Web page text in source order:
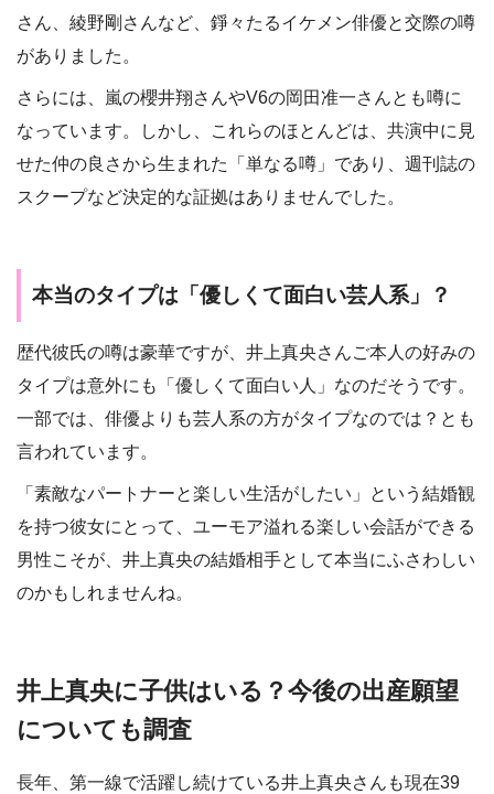
さん、綾野剛さんなど、錚々たるイケメン俳優と交際の噂
がありました。
さらには、嵐の櫻井翔さんやV6の岡田准一さんとも噂に
なっています。しかし、これらのほとんどは、共演中に見
せた仲の良さから生まれた「単なる噂」であり、週刊誌の
スクープなど決定的な証拠はありませんでした。
本当のタイプは「優しくて面白い芸人系」？
歴代彼氏の噂は豪華ですが、井上真央さんご本人の好みの
タイプは意外にも「優しくて面白い人」なのだそうです。
一部では、俳優よりも芸人系の方がタイプなのでは？とも
言われています。
「素敵なパートナーと楽しい生活がしたい」という結婚観
を持つ彼女にとって、ユーモア溢れる楽しい会話ができる
男性こそが、井上真央の結婚相手として本当にふさわしい
のかもしれませんね。
井上真央に子供はいる？今後の出産願望
についても調査
長年、第一線で活躍し続けている井上真央さんも現在39